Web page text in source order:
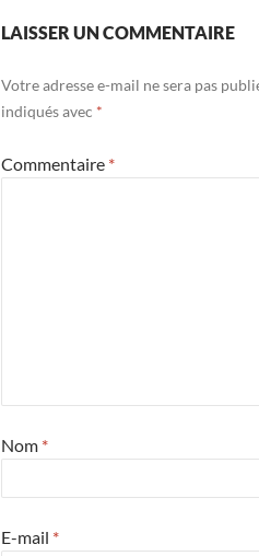
LAISSER UN COMMENTAIRE
Votre adresse e-mail ne sera pas
indiqués avec *
Commentaire *
Nom *
E-mail *